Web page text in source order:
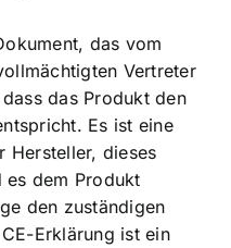
, das vom
Vertreter
das Produkt den
. Es ist eine
Hersteller, dieses
es dem Produkt
den zuständigen
Erklärung ist ein